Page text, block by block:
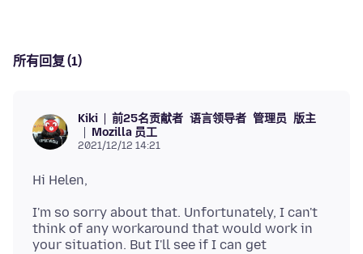
所有回复 (1)
Kiki 前25名贡献者 语言领导者 管理员 版主
Mozilla 员工
2021/12/12 14:21
I'm so sorry about that. Unfortunately, I can't
think of any workaround that would work in
your situation. But I'll see if I can get